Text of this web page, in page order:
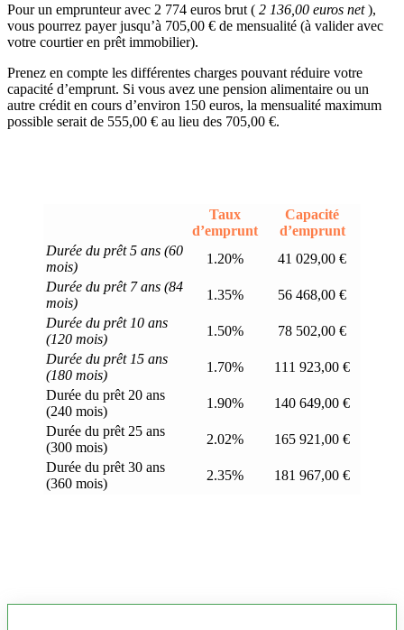
Pour un emprunteur avec 2 774 euros brut ( 2 136,00 euros net),
vous pourrez payer jusqu’à 705,00 € de mensualité (à valider avec
votre courtier en prêt immobilier).
Prenez en compte les différentes charges pouvant réduire votre
capacité d’emprunt. Si vous avez une pension alimentaire ou un
autre crédit en cours d’environ 150 euros, la mensualité maximum
possible serait de 555,00 € au lieu des 705,00 €.
Taux
d’emprunt
Capacité
d’emprunt
Durée du prêt 5 ans (60
mois)
1.20%
41 029,00 €
Durée du prêt 7 ans (84
mois)
1.35%
56 468,00 €
Durée du prêt 10 ans
(120 mois)
1.50%
78 502,00 €
Durée du prêt 15 ans
(180 mois)
1.70%
111 923,00 €
Durée du prêt 20 ans
(240 mois)
1.90%
140 649,00 €
Durée du prêt 25 ans
(300 mois)
2.02%
165 921,00 €
Durée du prêt 30 ans
(360 mois)
2.35% 181 967,00 €